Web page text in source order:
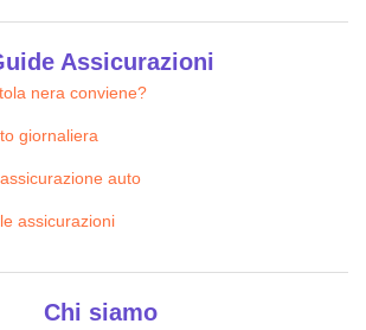
Assicurazioni
nera conviene?
giornaliera
auto
assicurazioni
Chi siamo